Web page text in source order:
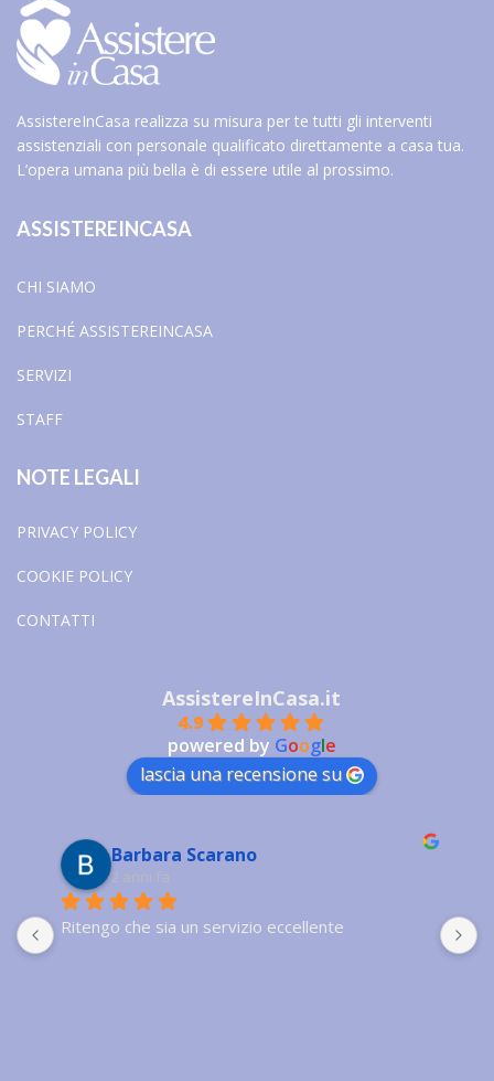
AssistereInCasa realizza su misura per te tutti gli interventi
assistenziali con personale qualificato direttamente a casa tua.
L’opera umana più bella è di essere utile al prossimo.
ASSISTEREINCASA
CHI SIAMO
PERCHÉ ASSISTEREINCASA
SERVIZI
STAFF
NOTE LEGALI
PRIVACY POLICY
COOKIE POLICY
CONTATTI
AssistereInCasa.it
4.9
powered by Google
lascia una recensione su
Barbara Scarano
2 anni fa
Ritengo che sia un servizio eccellente